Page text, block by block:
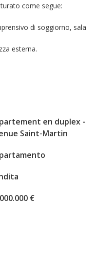
come segue:
di soggiorno, sala
esterna.
en duplex -
Saint-Martin
€